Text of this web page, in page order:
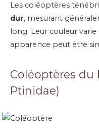
Les coléoptères
dur, mesurant
long. Leur couleur
apparence peut être
Coléoptères du
Ptinidae)